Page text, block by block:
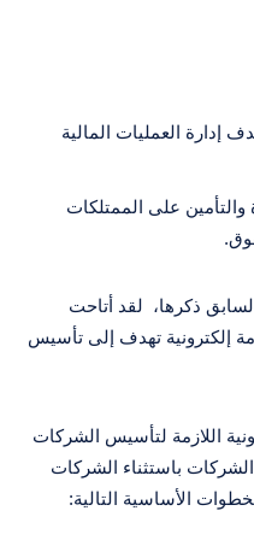
العمليات المالية
على الممتلكات
ذكرها، لقد أتاحت
إلكترونية تهدف إلى تأسيس
اللازمة لتأسيس الشركات
باستثناء الشركات
الأساسية التالية: